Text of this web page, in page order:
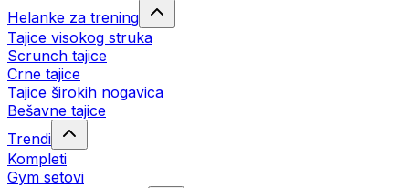
Helanke za trening
Tajice visokog struka
Scrunch tajice
Crne tajice
Tajice širokih nogavica
Bešavne tajice
Trendi
Kompleti
Gym setovi